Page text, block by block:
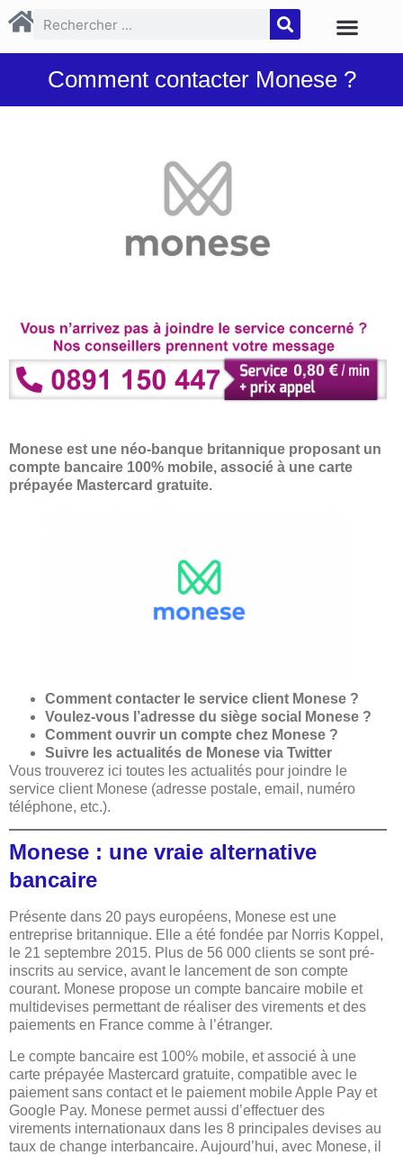
Comment contacter Monese ?
Monese est une néo-banque britannique proposant un
compte bancaire 100% mobile, associé à une carte
prépayée Mastercard gratuite.
Comment contacter le service client Monese ?
Voulez-vous l’adresse du siège social Monese ?
Comment ouvrir un compte chez Monese ?
Suivre les actualités de Monese via Twitter
Vous trouverez ici toutes les actualités pour joindre le
service client Monese (adresse postale, email, numéro
téléphone, etc.).
Monese : une vraie alternative
bancaire
Présente dans 20 pays européens, Monese est une
entreprise britannique. Elle a été fondée par Norris Koppel,
le 21 septembre 2015. Plus de 56 000 clients se sont pré-
inscrits au service, avant le lancement de son compte
courant. Monese propose un compte bancaire mobile et
multidevises permettant de réaliser des virements et des
paiements en France comme à l’étranger.
Le compte bancaire est 100% mobile, et associé à une
carte prépayée Mastercard gratuite, compatible avec le
paiement sans contact et le paiement mobile Apple Pay et
Google Pay. Monese permet aussi d’effectuer des
virements internationaux dans les 8 principales devises au
taux de change interbancaire. Aujourd’hui, avec Monese, il